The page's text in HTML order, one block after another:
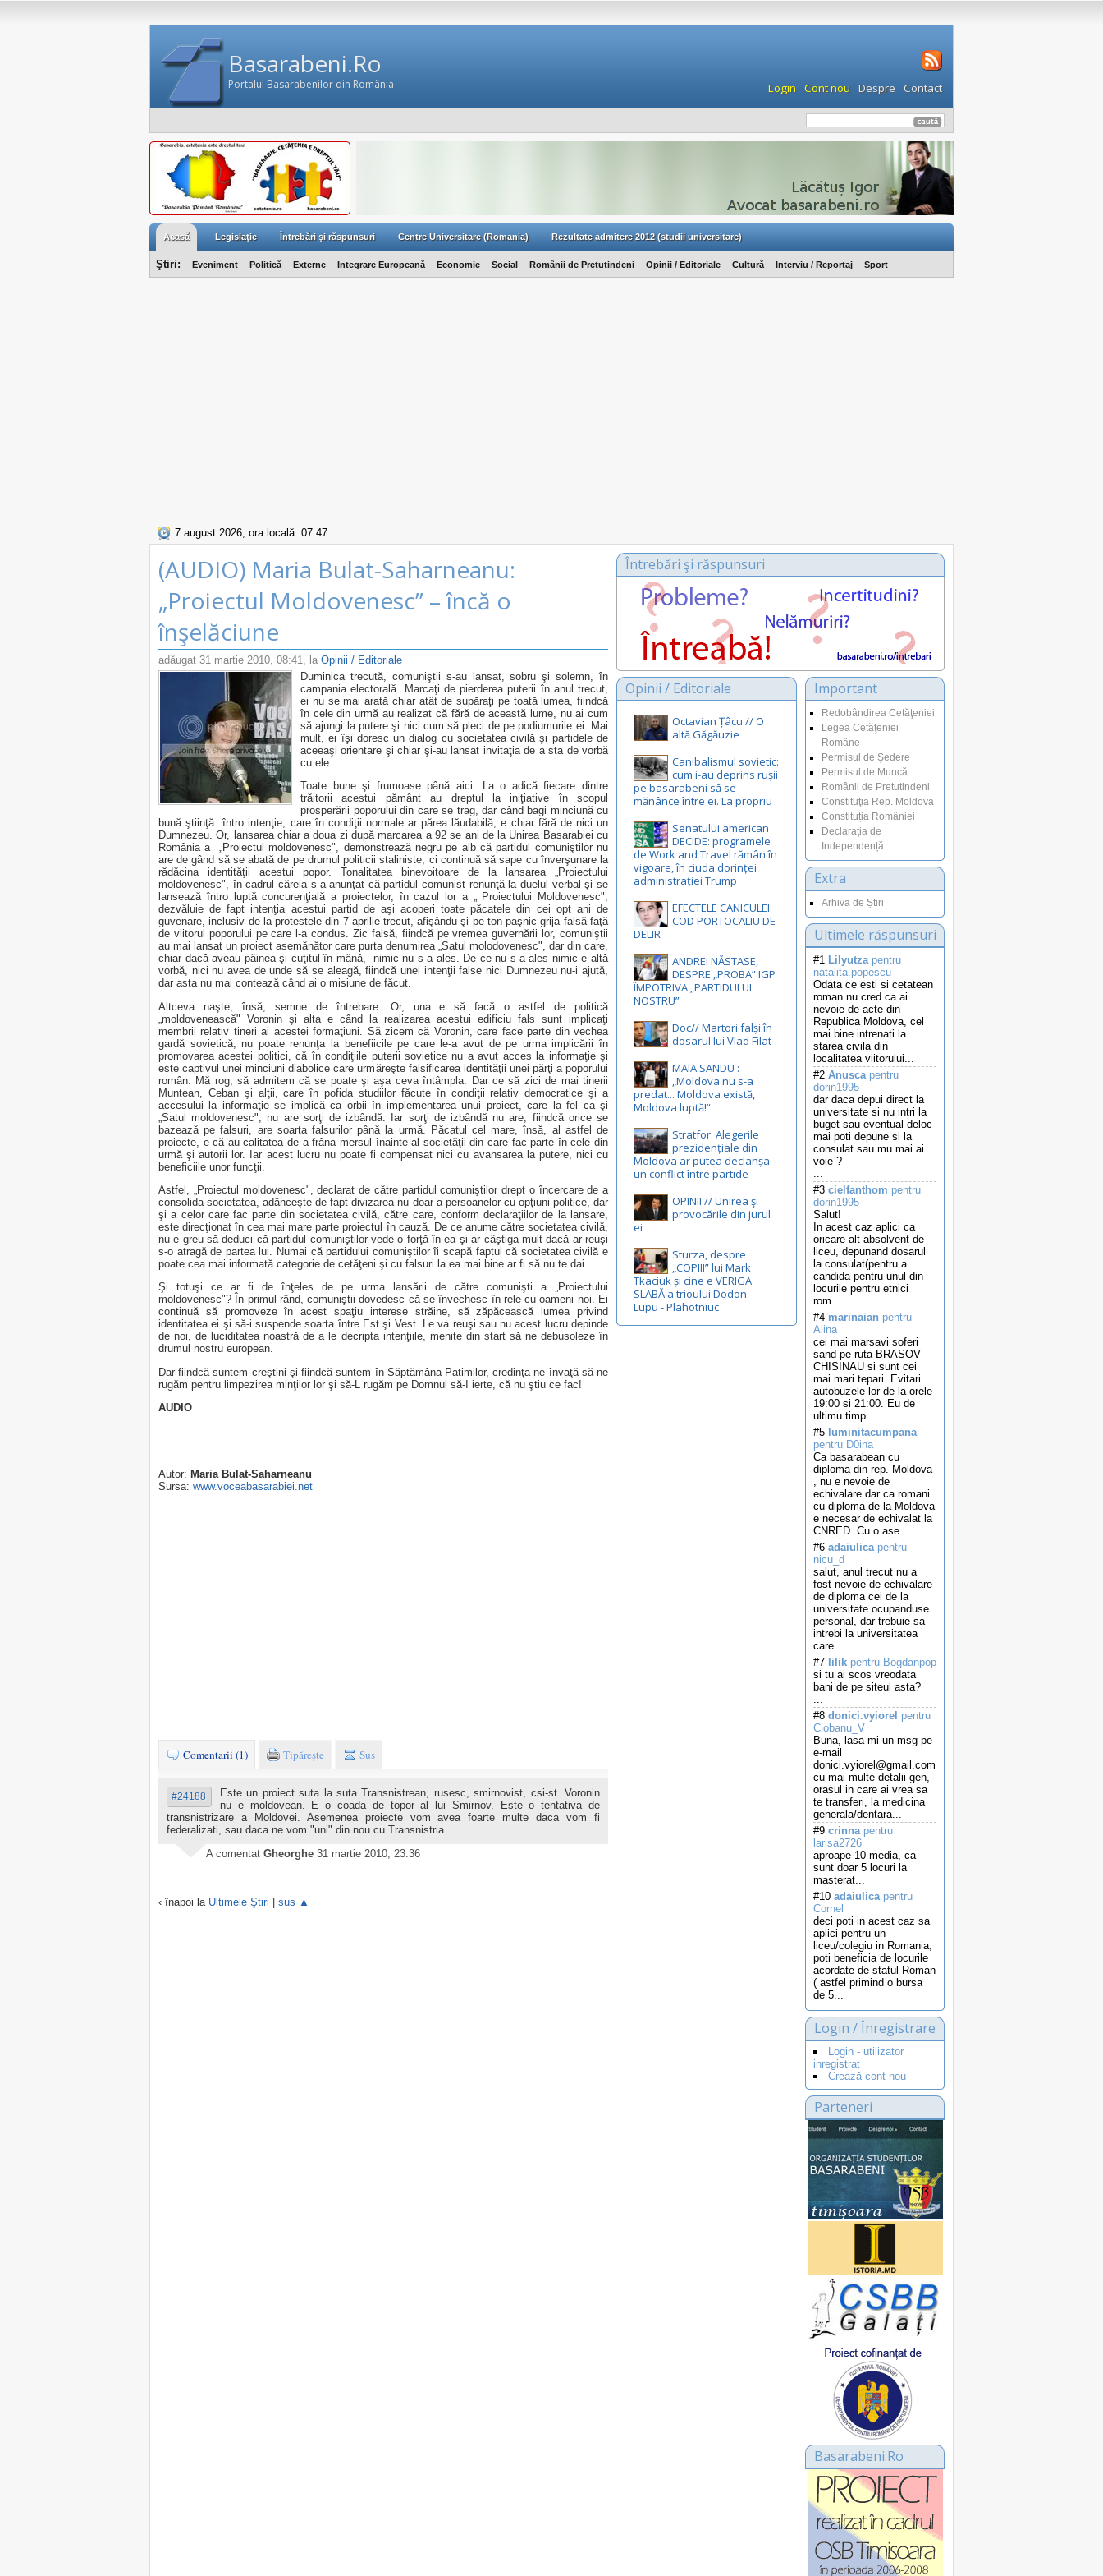
Basarabeni.Ro
Portalul Basarabenilor din România Login Cont nou Despre Contact
Acasă Legislaţie Întrebări şi răspunsuri Centre Universitare (Romania) Rezultate admitere 2012 (studii universitare)
Ştiri: Eveniment Politică Externe Integrare Europeană Economie Social Românii de Pretutindeni Opinii / Editoriale Cultură Interviu / Reportaj Sport
7 august 2026, ora locală: 07:47
(AUDIO) Maria Bulat-Saharneanu:
„Proiectul Moldovenesc” – încă o
înşelăciune
adăugat 31 martie 2010, 08:41, la Opinii / Editoriale
Duminica trecută, comuniştii s-au lansat, sobru şi solemn, în
campania electorală. Marcaţi de pierderea puterii în anul trecut,
ei nu se mai arată chiar atât de supăraţi pe toată lumea, fiindcă
în cele din urmă au realizat că fără de această lume, nu ai cum
să ajungi la putere şi nici cum să pleci de pe podiumurile ei. Mai
mult, ei îşi doresc un dialog cu societatea civilă şi partidele de
aceeaşi orientare şi chiar şi-au lansat invitaţia de a sta de vorbă
cu ele.
Toate bune şi frumoase până aici. La o adică fiecare dintre
trăitorii acestui pământ au dreptul la iniţiative în scopul
prosperării poporului din care se trag, dar când bagi minciună cu
bună ştiinţă întro intenţie, care în condiţii normale ar părea lăudabilă, e chiar fără de nici un
Dumnezeu. Or, lansarea chiar a doua zi după marcarea a 92 se ani de la Unirea Basarabiei cu
România a „Proiectul moldovenesc", demonstrează negru pe alb că partidul comuniştilor nu
are de gând să se abată de pe drumul politicii staliniste, ci continuă să sape cu înverşunare la
rădăcina identităţii acestui popor. Tonalitatea binevoitoare de la lansarea „Proiectului
moldovenesc", în cadrul căreia s-a anunţat că partidul comunist renunţă la duelul verbal şi se
lansează întro luptă concurenţială a proiectelor, în cazul lor a „ Proiectului Moldovenesc",
dezvăluie de fapt intenţia acestui partid de aşi acoperi toate păcatele din cei opt ani de
guvenare, inclusiv de la protestele din 7 aprilie trecut, afişându-şi pe ton paşnic grija falsă faţă
de viitorul poporului pe care l-a condus. Zic falsă, fiindcă pe vremea guvernării lor, comuniştii
au mai lansat un proiect asemănător care purta denumirea „Satul molodovenesc", dar din care,
chiar dacă aveau pâinea şi cuţitul în mână, nimic nu s-a ales. De ce nu s-a ales nimic e altă
vorbă, nici nu avea de unde să se aleagă, fiindcă unei intenţii false nici Dumnezeu nu-i ajută,
dar asta nu mai contează când ai o misiune de făcut.
Altceva naşte, însă, semne de întrebare. Or, una e să facă o astfel de politică
„moldovenească" Voronin şi alta e când la realizarea acestui edificiu fals sunt implicaţi
membrii relativ tineri ai acestei formaţiuni. Să zicem că Voronin, care face parte din vechea
gardă sovietică, nu poate renunţa la benefiicile pe care le-a avut de pe urma implicării în
promovarea acestei politici, că în condiţiile puterii sovietice nu a avut acces la informaţie şi
este captivul unei minciuni diabolice care urmăreşte falsificarea identităţii unei părţi a poporului
român. Mă rog, să admitem că se poate şi aşa ceva întâmpla. Dar ce să zici de mai tinerii
Muntean, Ceban şi alţii, care în pofida studiilor făcute în condiţii relativ democratice şi a
accesului la informaţie se implică ca orbii în implementarea unui proiect, care la fel ca şi
„Satul moldovenesc", nu are sorţi de izbândă. Iar sorţi de izbândă nu are, fiindcă orice se
bazează pe falsuri, are soarta falsurilor până la urmă. Păcatul cel mare, însă, al astfel de
proiecte, e că au calitatea de a frâna mersul înainte al societăţii din care fac parte în cele din
urmă şi autorii lor. Iar acest lucru nu poate fi compensat nici cu avansarea la putere, nici cu
beneficiile unor funcţii.
Astfel, „Proiectul moldovenesc", declarat de către partidul comuniştilor drept o încercare de a
consolida societatea, adânceşte de fapt divizarea nu doar a persoanelor cu opţiuni politice, dar
şi a celor care fac parte din societatea civilă, către care, conform declaraţiilor de la lansare,
este direcţionat în cea mai mare parte proiectul în cauză. De ce anume către societatea civilă,
nu e greu să deduci că partidul comuniştilor vede o forţă în ea şi ar câştiga mult dacă ar reuşi
s-o atragă de partea lui. Numai că partidului comuniştilor îi scapă faptul că societatea civilă e
poate cea mai informată categorie de cetăţeni şi cu falsuri la ea mai bine ar fi să nu te dai.
Şi totuşi ce ar fi de înţeles de pe urma lansării de către comunişti a „Proiectului
moldovenesc"? În primul rând, comuniştii dovedesc că se învechesc în rele cu oameni noi. Ei
continuă să promoveze în acest spaţiu interese străine, să zăpăcească lumea privind
identitatea ei şi să-i suspende soarta între Est şi Vest. Le va reuşi sau nu acest lucru depinde
de noi, de luciditatea noastră de a le decripta intenţiile, menite din start să ne debusoleze în
drumul nostru european.
Dar fiindcă suntem creştini şi fiindcă suntem în Săptămâna Patimilor, credinţa ne învaţă să ne
rugăm pentru limpezirea minţilor lor şi să-L rugăm pe Domnul să-I ierte, că nu ştiu ce fac!
AUDIO
Autor: Maria Bulat-Saharneanu
Sursa: www.voceabasarabiei.net
Comentarii (1) Tipăreşte Sus
#24188
Este un proiect suta la suta Transnistrean, rusesc, smirnovist, csi-st. Voronin
nu e moldovean. E o coada de topor al lui Smirnov. Este o tentativa de
transnistrizare a Moldovei. Asemenea proiecte vom avea foarte multe daca vom fi
federalizati, sau daca ne vom "uni" din nou cu Transnistria.
A comentat Gheorghe 31 martie 2010, 23:36
‹ înapoi la Ultimele Ştiri sus ▲
Întrebări şi răspunsuri
Important
Redobândirea Cetăţeniei
Legea Cetăţeniei
Române
Permisul de Şedere
Permisul de Muncă
Românii de Pretutindeni
Constituţia Rep. Moldova
Constituția României
Declarația de
Independență
Extra
Arhiva de Știri
Ultimele răspunsuri
#1 Lilyutzapentru
natalita.popescu
Odata ce esti si cetatean
roman nu cred ca ai
nevoie de acte din
Republica Moldova, cel
mai bine intrenati la
starea civila din
localitatea viitorului...
#2 Anuscapentru
dorin1995
dar daca depui direct la
universitate si nu intri la
buget sau eventual deloc
mai poti depune si la
consulat sau mu mai ai
voie ?
...
#3 cielfanthom pentru
dorin1995
Salut!
In acest caz aplici ca
oricare alt absolvent de
liceu, depunand dosarul
la consulat(pentru a
candida pentru unul din
locurile pentru etnici
rom...
#4 marinaian pentru
Alina
cei mai marsavi soferi
sand pe ruta BRASOV-
CHISINAU si sunt cei
mai mari tepari. Evitari
autobuzele lor de la orele
19:00 si 21:00. Eu de
ultimu timp ...
#5 luminitacumpana
pentru D0ina
Ca basarabean cu
diploma din rep. Moldova
, nu e nevoie de
echivalare dar ca romani
cu diploma de la Moldova
e necesar de echivalat la
CNRED. Cu o ase...
#6 adaiulicapentru
nicu_d
salut, anul trecut nu a
fost nevoie de echivalare
de diploma cei de la
universitate ocupanduse
personal, dar trebuie sa
intrebi la universitatea
care ...
#7 lilik pentru Bogdanpop
si tu ai scos vreodata
bani de pe siteul asta?
...
#8 donici.vyiorel pentru
Ciobanu_V
Buna, lasa-mi un msg pe
e-mail
donici.vyiorel@gmail.com
cu mai multe detalii gen,
orasul in care ai vrea sa
te transferi, la medicina
generala/dentara...
#9 crinnapentru
larisa2726
aproape 10 media, ca
sunt doar 5 locuri la
masterat...
#10 adaiulicapentru
Cornel
deci poti in acest caz sa
aplici pentru un
liceu/colegiu in Romania,
poti beneficia de locurile
acordate de statul Roman
( astfel primind o bursa
de 5...
Login / Înregistrare
Login - utilizator
inregistrat
Crează cont nou
Parteneri
Basarabeni.Ro
Opinii / Editoriale
Octavian Țâcu // O
altă Găgăuzie
Canibalismul sovietic:
cum i-au deprins rușii
pe basarabeni să se
mănânce între ei. La propriu
Senatului american
DECIDE: programele
de Work and Travel rămân în
vigoare, în ciuda dorinței
administrației Trump
EFECTELE CANICULEI:
COD PORTOCALIU DE
DELIR
ANDREI NĂSTASE,
DESPRE „PROBA” IGP
ÎMPOTRIVA „PARTIDULUI
NOSTRU”
Doc// Martori falși în
dosarul lui Vlad Filat
MAIA SANDU :
„Moldova nu s-a
predat... Moldova există,
Moldova luptă!“
Stratfor: Alegerile
prezidențiale din
Moldova ar putea declanșa
un conflict între partide
OPINII // Unirea şi
provocările din jurul
ei
Sturza, despre
„COPIII” lui Mark
Tkaciuk și cine e VERIGA
SLABĂ a trioului Dodon –
Lupu - Plahotniuc